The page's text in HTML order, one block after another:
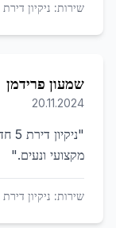
שירות: ניקיון דירת 5 חדרים
שמעון פרידמן
20.11.2024
"
מקצועי ונעים."
שירות: ניקיון דירת 5 חדרים